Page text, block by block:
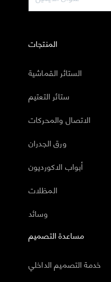
المنتجات
الستائر القماشية
ستائر التعتيم
الاتصال والمحركات
ورق الجدران
أبواب الاكورديون
المظلات
وسائد
مساعدة التصميم
خدمة التصميم الداخلي